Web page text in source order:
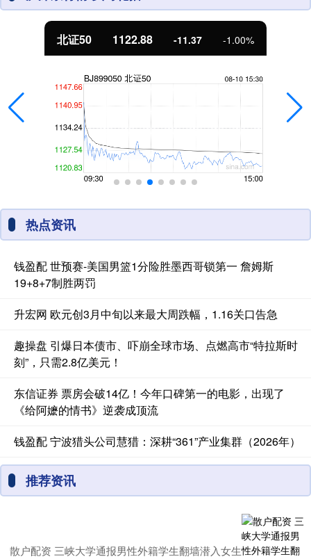
北证50 1122.88 -11.37 -1.00%
热点资讯
钱盈配 世预赛-美国男篮1分险胜墨西哥锁第一 詹姆斯
19+8+7制胜两罚
升宏网 欧元创3月中旬以来最大周跌幅，1.16关口告急
趣操盘 引爆日本债市、吓崩全球市场、点燃高市“特拉斯时
刻”，只需2.8亿美元！
东信证券 票房会破14亿！今年口碑第一的电影，出现了
《给阿嬷的情书》逆袭成顶流
钱盈配 宁波猎头公司慧猎：深耕“361”产业集群（2026年）
推荐资讯
散户配资 三峡大学通报男性外籍学生翻墙潜入女生